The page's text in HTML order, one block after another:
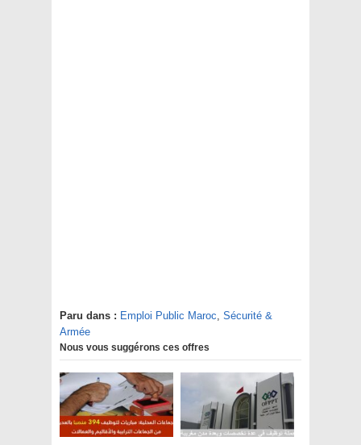
Paru dans : Emploi Public Maroc, Sécurité &
Armée
Nous vous suggérons ces offres